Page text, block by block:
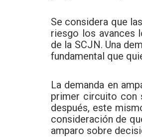
Se considera que
riesgo los avances
de la SCJN. Una
fundamental que
La demanda en
primer circuito con
después, este
consideración de
amparo sobre